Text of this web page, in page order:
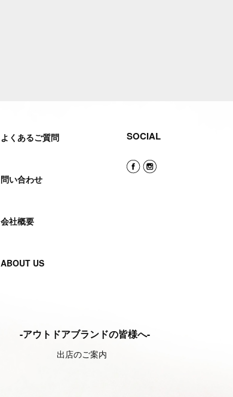
よくあるご質問
問い合わせ
会社概要
ABOUT US
SOCIAL
-アウトドアブランドの皆様へ-
出店のご案内